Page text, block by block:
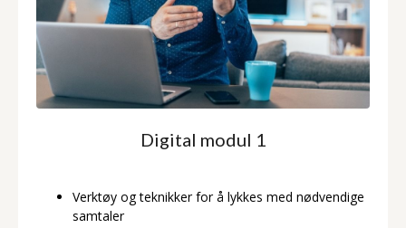
Digital modul 1
Verktøy og teknikker for å lykkes med nødvendige
samtaler